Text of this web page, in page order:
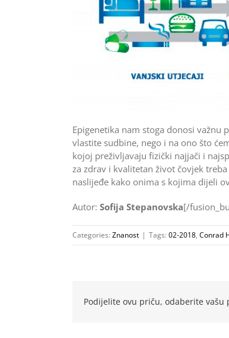
Epigenetika nam stoga donosi važnu
vlastite sudbine, nego i na ono što
kojoj preživljavaju fizički najjači i
za zdrav i kvalitetan život čovjek
naslijeđe kako onima s kojima dijeli
Autor: Sofija Stepanovska[/
Categories: Znanost | Tags: 02-2018, Conrad
Podijelite ovu priču, odaberite vašu